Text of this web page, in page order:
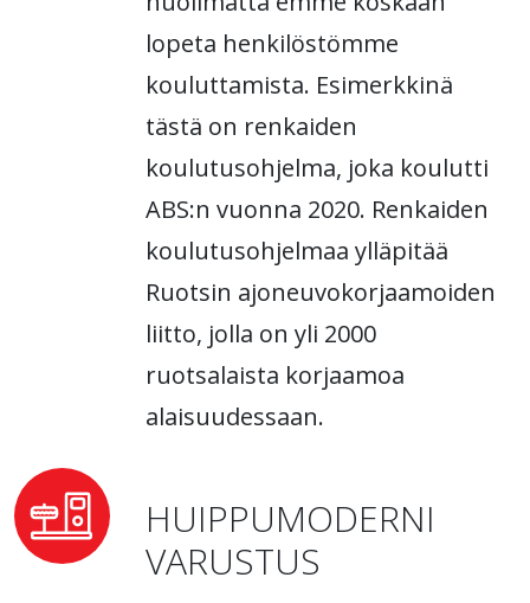
lopeta henkilöstömme
kouluttamista. Esimerkkinä
tästä on renkaiden
koulutusohjelma, joka koulutti
ABS:n vuonna 2020. Renkaiden
koulutusohjelmaa ylläpitää
Ruotsin ajoneuvokorjaamoiden
liitto, jolla on yli 2000
ruotsalaista korjaamoa
alaisuudessaan.
HUIPPUMODERNI
VARUSTUS